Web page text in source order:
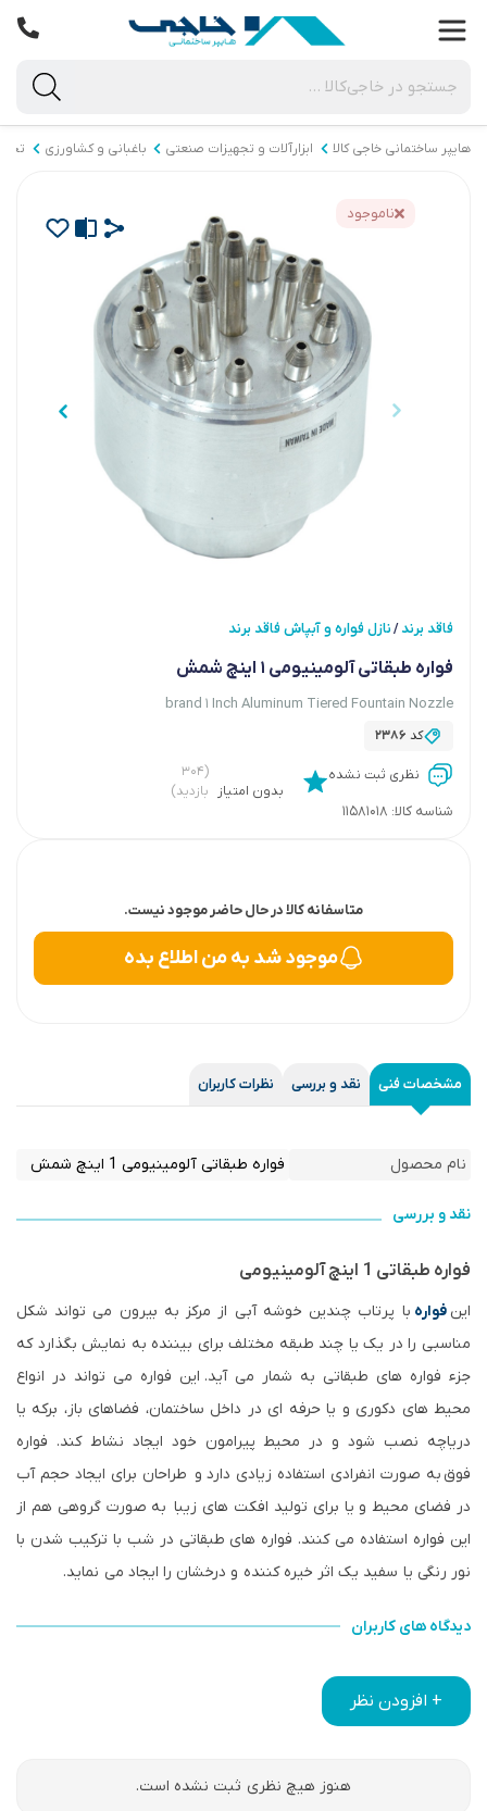
هایپر ساختمانی خاجی‌ کالا ابزارآلات و تجهیزات صنعتی باغبانی و کشاورزی
ناموجود
فاقد برند/نازل فواره و آبپاش فاقد برند
فواره طبقاتی آلومینیومی 1 اینچ شمش
brand 1 Inch Aluminum Tiered Fountain Nozzle
کد 2386
نظری ثبت نشده
بدون امتیاز
(۳۰۴
بازدید)
شناسه کالا: 11581018
متاسفانه کالا در حال حاضر موجود نیست.
موجود شد به من اطلاع بده
مشخصات فنی نقد و بررسی نظرات کاربران
نام محصول فواره طبقاتی آلومینیومی 1 اینچ شمش
نقد و بررسی
فواره طبقاتی 1 اینچ آلومینیومی
اینفواره با پرتاب چندین خوشه آبی از مرکز به بیرون می تواند شکل
مناسبی را در یک یا چند طبقه مختلف برای بیننده به نمایش بگذارد که
جزء فواره های طبقاتی به شمار می آید. این فواره می تواند در انواع
محیط های دکوری و یا حرفه ای در داخل ساختمان، فضاهای باز، برکه یا
دریاچه نصب شود و در محیط پیرامون خود ایجاد نشاط کند. فواره
فوق به صورت انفرادی استفاده زیادی دارد و طراحان برای ایجاد حجم آب
در فضای محیط و یا برای تولید افکت های زیبا به صورت گروهی هم از
این فواره استفاده می کنند. فواره های طبقاتی در شب با ترکیب شدن با
نور رنگی یا سفید یک اثر خیره کننده و درخشان را ایجاد می نماید.
دیدگاه های کاربران
+ افزودن نظر
هنوز هیچ نظری ثبت نشده است.